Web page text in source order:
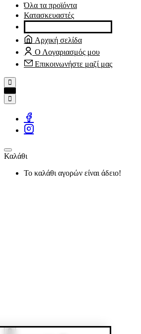
Όλα τα προϊόντα
Κατασκευαστές
Αρχική σελίδα
Ο Λογαριασμός μου
Επικοινωνήστε μαζί μας
Καλάθι
Το καλάθι αγορών είναι άδειο!